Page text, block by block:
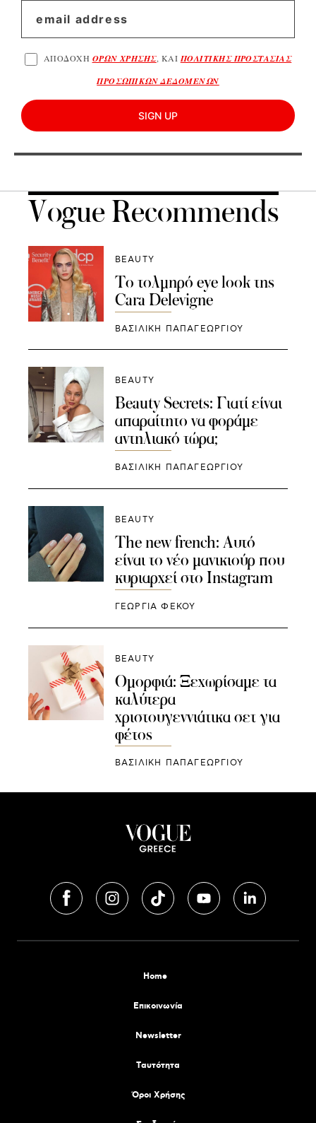
ΑΠΟΔΟΧΗ ΟΡΩΝ ΧΡΗΣΗΣ, ΚΑΙ ΠΟΛΙΤΙΚΗΣ ΠΡΟΣΤΑΣΙΑΣ
ΠΡΟΣΩΠΙΚΩΝ ΔΕΔΟΜΕΝΩΝ
SIGN UP
Vogue Recommends
BEAUTY
Το τολμηρό eye look της
Cara Delevigne
ΒΑΣΙΛΙΚΗ ΠΑΠΑΓΕΩΡΓΙΟΥ
BEAUTY
Beauty Secrets: Γιατί είναι
απαραίτητο να φοράμε
αντηλιακό τώρα;
ΒΑΣΙΛΙΚΗ ΠΑΠΑΓΕΩΡΓΙΟΥ
BEAUTY
The new french: Αυτό
είναι το νέο μανικιούρ που
κυριαρχεί στο Instagram
ΓΕΩΡΓΙΑ ΦΕΚΟΥ
BEAUTY
Ομορφιά: Ξεχωρίσαμε τα
καλύτερα
χριστουγεννιάτικα σετ για
φέτος
ΒΑΣΙΛΙΚΗ ΠΑΠΑΓΕΩΡΓΙΟΥ
Home
Επικοινωνία
Newsletter
Tαυτότητα
Όροι Χρήσης